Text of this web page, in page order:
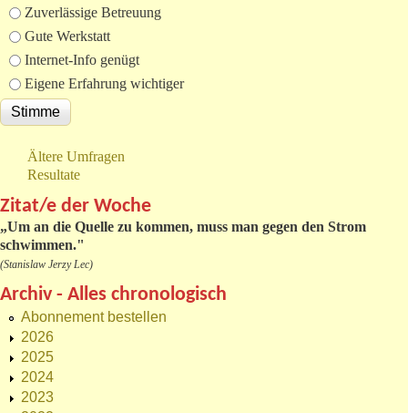
Zuverlässige Betreuung
Gute Werkstatt
Internet-Info genügt
Eigene Erfahrung wichtiger
Ältere Umfragen
Resultate
Zitat/e der Woche
„Um an die Quelle zu kommen, muss man gegen den Strom
schwimmen."
(Stanislaw Jerzy Lec)
Archiv - Alles chronologisch
Abonnement bestellen
2026
2025
2024
2023